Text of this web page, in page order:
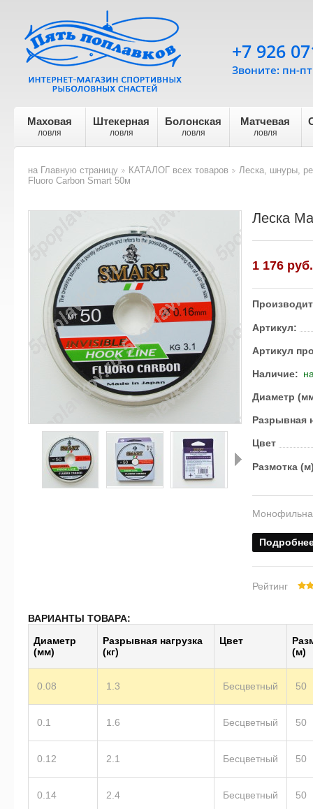
Маховая
ловля
Штекерная
ловля
Болонская
ловля
Матчевая
ловля
+7 926
Звоните: пн-
на Главную страницу
>
КАТАЛОГ всех товаров
Леска, шнуры,
Fluoro Carbon Smart 50м
Леска
1 176 руб.
Артикул:
Артикул
Наличие:
Диаметр
Разрывная
Цвет
Размотка
Рейтинг
ВАРИАНТЫ ТОВАРА:
Диаметр
(мм)
Разрывная нагрузка
(кг)
Цвет
(м)
0.08 1.3 Бесцветный 50
0.1 1.6 Бесцветный 50
0.12 2.1 Бесцветный 50
0.14 2.4 Бесцветный 50